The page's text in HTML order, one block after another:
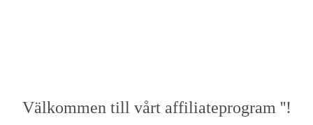
Välkommen till vårt affiliateprogram ''!